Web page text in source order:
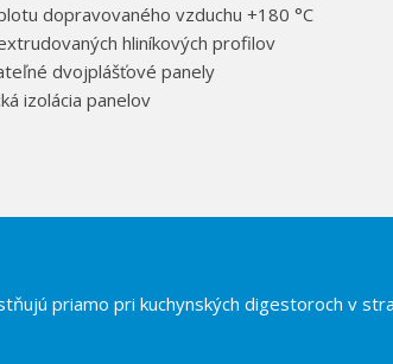
dopravovaného vzduchu +180 °C
hliníkových profilov
dvojplášťové panely
izolácia panelov
priamo pri kuchynských digestoroch v